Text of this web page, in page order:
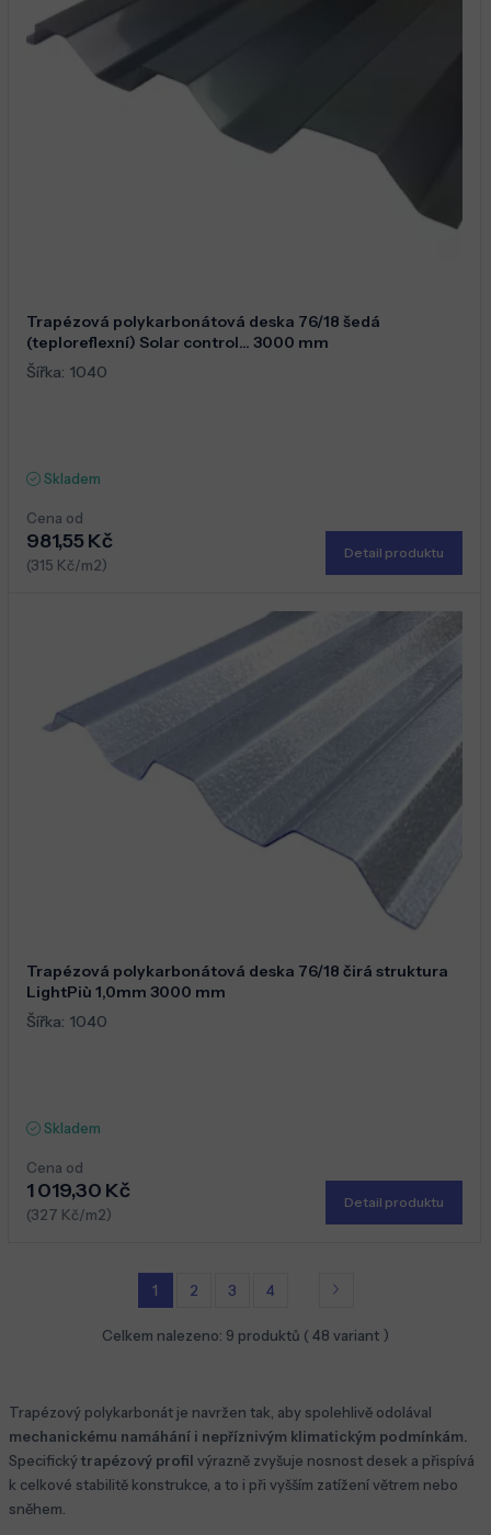
Trapézová polykarbonátová deska 76/18 šedá
(teploreflexní) Solar control... 3000 mm
Šířka: 1040
Skladem
Cena od
981,55 Kč
(315 Kč/m2)
Detail produktu
Trapézová polykarbonátová deska 76/18 čirá struktura
LightPiù 1,0mm 3000 mm
Šířka: 1040
Skladem
Cena od
1 019,30 Kč
(327 Kč/m2)
Detail produktu
1 2 3 4
Celkem nalezeno: 9 produktů ( 48 variant )
Trapézový polykarbonát je navržen tak, aby spolehlivě odolával
mechanickému namáhání i nepříznivým klimatickým podmínkám.
Specifickýtrapézový profil výrazně zvyšuje nosnost desek a přispívá
k celkové stabilitě konstrukce, a to i při vyšším zatížení větrem nebo
sněhem.